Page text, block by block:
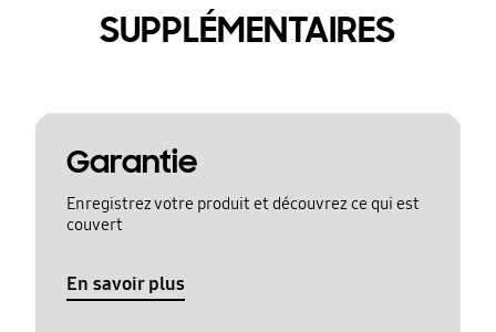
SUPPLÉMENTAIRES
Garantie
Enregistrez votre produit et découvrez ce qui est
couvert
En savoir plus